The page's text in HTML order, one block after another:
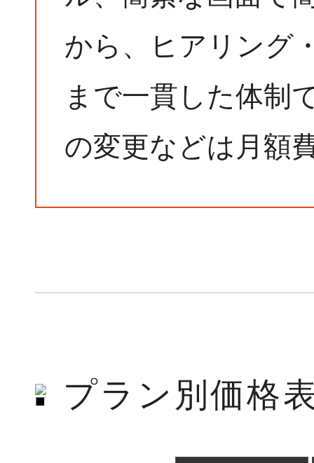
から、ヒアリング
まで一貫した体制
の変更などは月額
プラン別価格